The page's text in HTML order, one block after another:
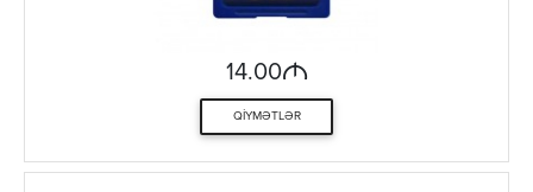
14.00M
QIYMƏTLƏR